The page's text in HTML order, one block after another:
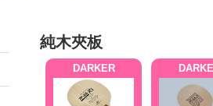
純木夾板
DARKER